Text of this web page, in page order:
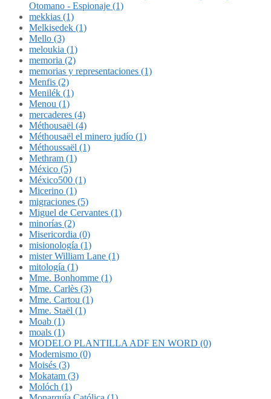
Otomano - Espionaje (1)
mekkias (1)
Melkisedek (1)
Mello (3)
meloukia (1)
memoria (2)
memorias y representaciones (1)
Menfis (2)
Menilék (1)
Menou (1)
mercaderes (4)
Méthousaël (4)
Méthousaël el minero judío (1)
Méthoussaël (1)
Methram (1)
México (5)
México500 (1)
Micerino (1)
migraciones (5)
Miguel de Cervantes (1)
minorías (2)
Misericordia (0)
misionología (1)
mister William Lane (1)
mitología (1)
Mme. Bonhomme (1)
Mme. Carlès (3)
Mme. Cartou (1)
Mme. Staël (1)
Moab (1)
moals (1)
MODELO PLANTILLA ADF EN WORD (0)
Modernismo (0)
Moisés (3)
Mokatam (3)
Molóch (1)